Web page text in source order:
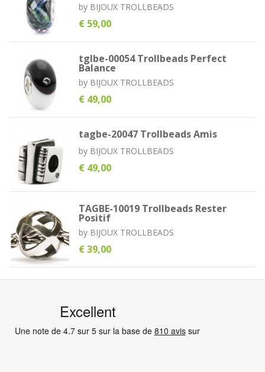
by BIJOUX TROLLBEADS
€ 59,00
tglbe-00054 Trollbeads Perfect
Balance
by BIJOUX TROLLBEADS
€ 49,00
tagbe-20047 Trollbeads Amis
by BIJOUX TROLLBEADS
€ 49,00
TAGBE-10019 Trollbeads Rester
Positif
by BIJOUX TROLLBEADS
€ 39,00